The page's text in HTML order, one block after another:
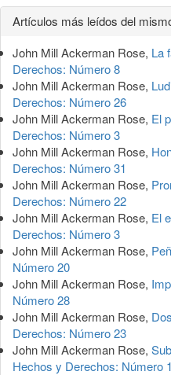
Detalles
del
artículo
Artículos más leídos del
John Mill Ackerman Rose, La
Derechos: Número 8
John Mill Ackerman Rose,
Derechos: Número 26
John Mill Ackerman Rose, El
Derechos: Número 3
John Mill Ackerman Rose,
Derechos: Número 31
John Mill Ackerman Rose,
Derechos: Número 22
John Mill Ackerman Rose, El
Derechos: Número 3
John Mill Ackerman Rose,
Número 20
John Mill Ackerman Rose,
Número 28
John Mill Ackerman Rose,
Derechos: Número 23
John Mill Ackerman Rose,
Hechos y Derechos: Número